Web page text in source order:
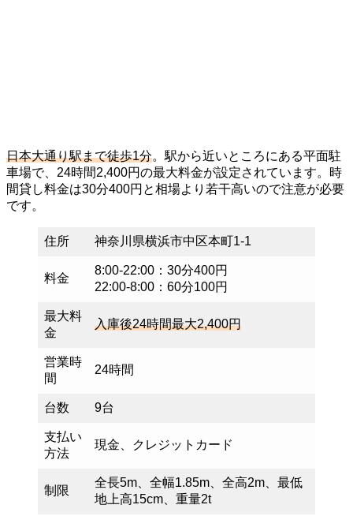
日本大通り駅まで徒歩1分。駅から近いところにある平面駐
車場で、24時間2,400円の最大料金が設定されています。時
間貸し料金は30分400円と相場より若干高いので注意が必要
です。
住所 神奈川県横浜市中区本町1-1
料金
8:00-22:00：30分400円
22:00-8:00：60分100円
最大料
金
入庫後24時間最大2,400円
営業時
間
24時間
台数 9台
支払い
方法
現金、クレジットカード
制限
全長5m、全幅1.85m、全高2m、最低
地上高15cm、重量2t